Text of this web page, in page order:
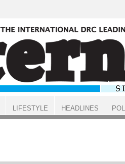
LIFESTYLE HEADLINES